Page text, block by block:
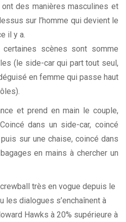
des manières masculines et
sur l’homme qui devient le
il y a.
scènes sont somme
(le side-car qui part tout seul,
en femme qui passe haut
et prend en main le couple,
dans un side-car, coincé
sur une chaise, coincé dans
en mains à chercher un
très en vogue depuis le
les dialogues s’enchaînent à
Hawks à 20% supérieure à